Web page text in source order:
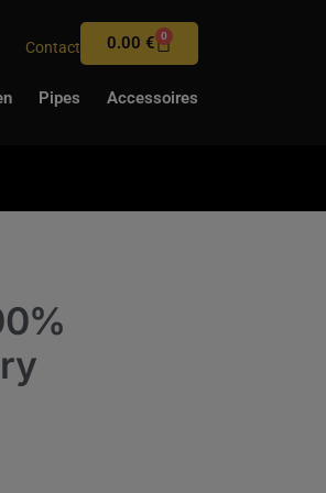
Contact 0.00€ 0
Pipes Accessoires